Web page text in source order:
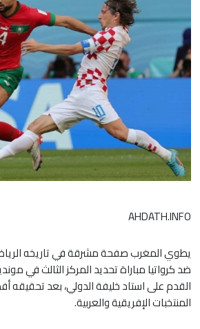
AHDATH.INFO
يطوي المغرب صفحة مشرقة في تاريخه
القدم على استاد خليفة الدولي، بعد تحقيقه
المنتخبات الإفريقية والعربية.